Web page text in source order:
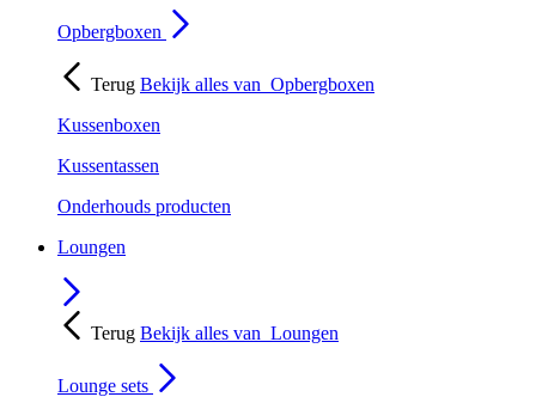
Opbergboxen
Terug Bekijk alles van Opbergboxen
Kussenboxen
Kussentassen
Onderhouds producten
Loungen
Terug Bekijk alles van Loungen
Lounge sets